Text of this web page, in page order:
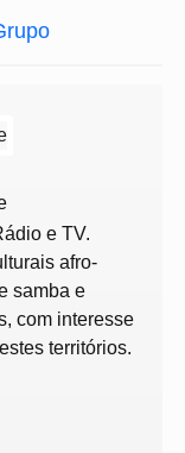
e TV.
afro-
samba e
com interesse
territórios.